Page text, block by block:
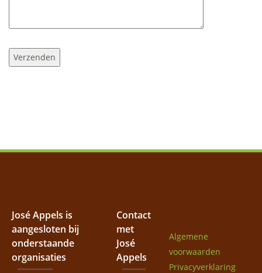
José Appels is
aangesloten bij
onderstaande
organisaties
Contact
met
José
Appels
Algemene
voorwaarden
Privacyverklaring